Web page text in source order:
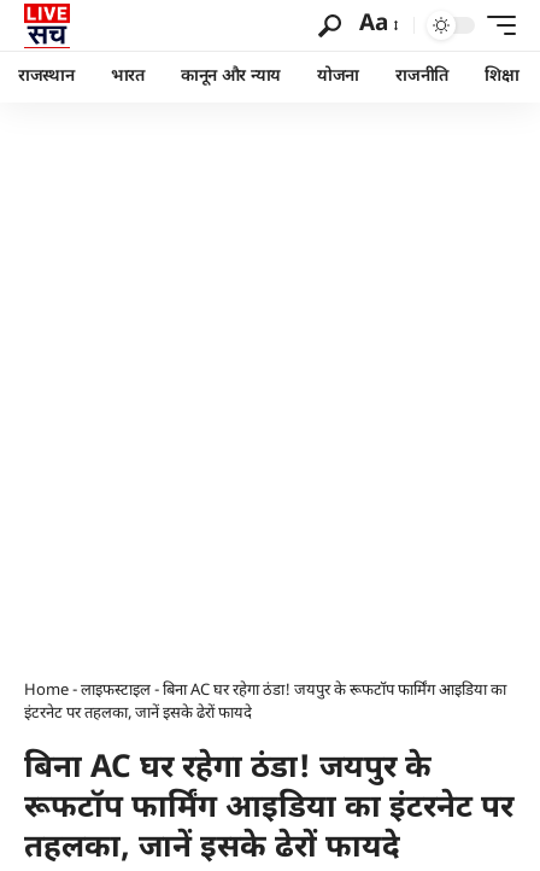
Aa
राजस्थान भारत कानून और न्याय योजना राजनीति शिक्षा
Home-लाइफस्टाइल-बिना AC घर रहेगा ठंडा! जयपुर के रूफटॉप फार्मिंग आइडिया का
इंटरनेट पर तहलका, जानें इसके ढेरों फायदे
बिना AC घर रहेगा ठंडा! जयपुर के
रूफटॉप फार्मिंग आइडिया का इंटरनेट पर
तहलका, जानें इसके ढेरों फायदे